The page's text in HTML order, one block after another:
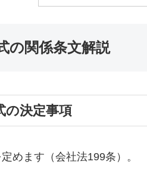
の関係条文解説
の決定事項
めます（会社法199条）。